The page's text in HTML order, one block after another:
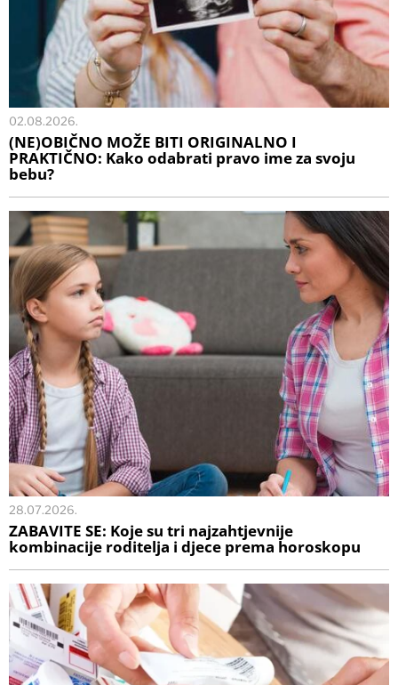
02.08.2026.
(NE)OBIČNO MOŽE BITI ORIGINALNO I
PRAKTIČNO: Kako odabrati pravo ime za svoju
bebu?
28.07.2026.
ZABAVITE SE: Koje su tri najzahtjevnije
kombinacije roditelja i djece prema horoskopu